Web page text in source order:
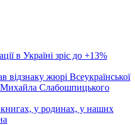
в Україні зріс до +13%
жюрі Всеукраїнської
Михайла Слабошпицького
у родинах, у наших